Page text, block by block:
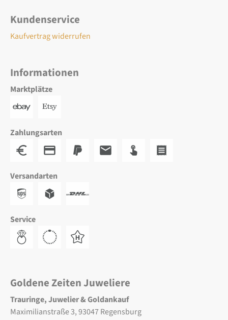
Kundenservice
Kaufvertrag widerrufen
Informationen
Marktplätze
Zahlungsarten
Versandarten
Service
Goldene Zeiten Juweliere
Trauringe, Juwelier & Goldankauf
Maximilianstraße 3, 93047 Regensburg